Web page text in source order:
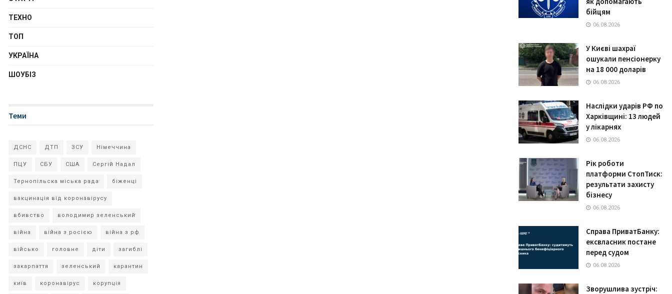
ТЕХНО
ТОП
УКРАЇНА
ШОУБІЗ
Теми
ДСНС ДТП ЗСУ Німеччина
ПЦУ СБУ США Сергій Надал
Тернопільска міська рада біженці
вакцинація від коронавірусу
вбивство володимир зеленський
війна війна з росією війна з рф
військо головне діти загиблі
закарпаття зеленський карантин
київ коронавірус корупція
бійцям
06.08.2026
У Києві шахраї
ошукали пенсіонерку
на 18 000 доларів
06.08.2026
Наслідки ударів РФ по
Харківщині: 13 людей
у лікарнях
06.08.2026
Рік роботи
платформи СтопТиск:
результати захисту
бізнесу
06.08.2026
Справа ПриватБанку:
ексвласник постане
перед судом
06.08.2026
Зворушлива зустріч: